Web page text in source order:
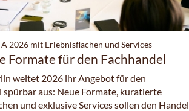
2026 mit Erlebnisflächen und Services
Formate für den Fachhandel
weitet 2026 ihr Angebot für den
spürbar aus: Neue Formate, kuratierte
und exklusive Services sollen den Handel